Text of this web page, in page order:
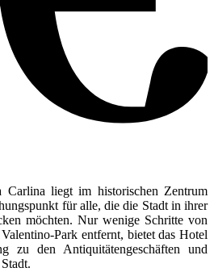
liegt im historischen Zentrum
für alle, die die Stadt in ihrer
möchten. Nur wenige Schritte von
Park entfernt, bietet das Hotel
zu den Antiquitätengeschäften und